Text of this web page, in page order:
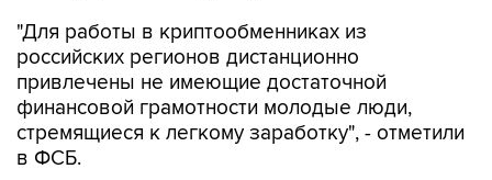
"Для работы в криптообменниках из
российских регионов дистанционно
привлечены не имеющие достаточной
финансовой грамотности молодые люди,
стремящиеся к легкому заработку", - отметили
в ФСБ.